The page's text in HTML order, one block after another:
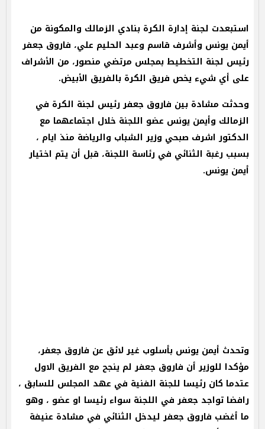
استبعدت لجنة إدارة الكرة بنادي الزمالك والمكونة من
أيمن يونس وأشرف قاسم وعبد الحليم علي، فاروق جعفر
رئيس لجنة التخطيط بمجلس مرتضي منصور، من الأشراف
على أي شيء يخص فريق الكرة بالفريق الأبيض.
وحدثت مشادة بين فاروق جعفر رئيس لجنة الكرة في
الزمالك وأيمن يونس عضو اللجنة خلال اجتماعهما مع
الدكتور اشرف صبحي وزير الشباب والرياضة منذ ايام ،
بسبب رغبة الثنائي في رئاسة اللجنة، قبل أن يتم اختيار
أيمن يونس.
وتحدث أيمن يونس بأسلوب غير لائق عن فاروق جعفر،
مؤكدا للوزير أن فاروق جعفر لم ينجح مع الفريق الاول
عتدما كان رئيسا للجنة الفنية في عهد المجلس للسابق ،
رافضا تواجد جعفر في اللجنة سواء رئيسا او عضو ، وهو
ما أغضب فاروق جعفر ليدخل الثنائي في مشادة عنيفة